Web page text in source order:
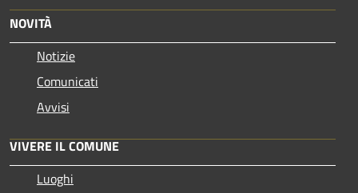
NOVITÀ
Notizie
Comunicati
Avvisi
VIVERE IL COMUNE
Luoghi